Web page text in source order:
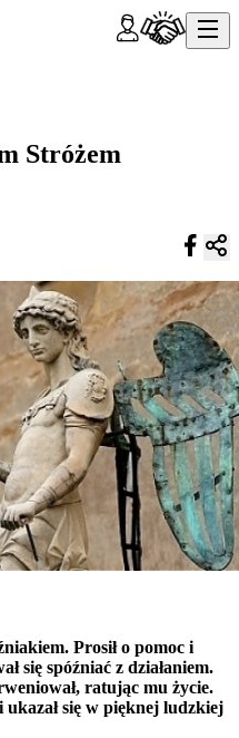
Stróżem
Prosił o pomoc i
się spóźniać z działaniem.
ratując mu życie.
się w pięknej ludzkiej